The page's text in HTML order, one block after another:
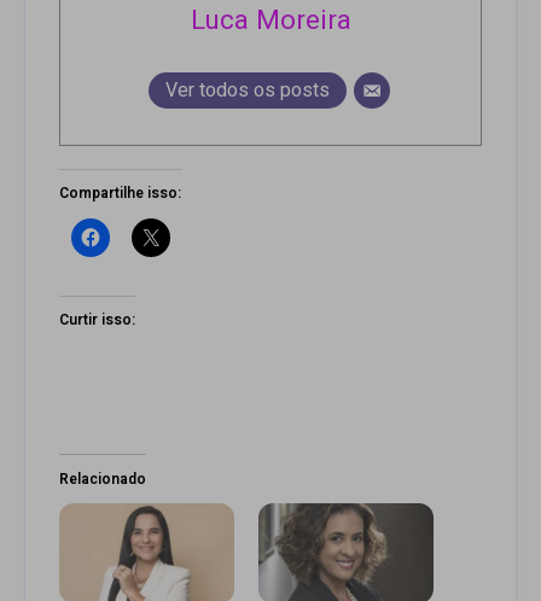
Luca Moreira
Ver todos os posts
Compartilhe isso:
Curtir isso:
Relacionado